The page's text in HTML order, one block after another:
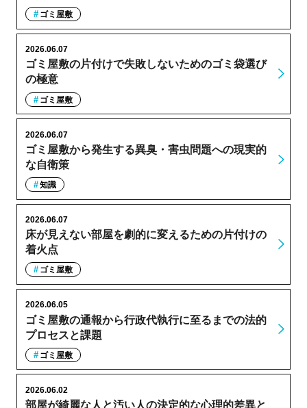
ゴミ屋敷
ゴミ屋敷の片付けで失敗しないためのゴミ袋選び
の極意
2026.06.07
ゴミ屋敷
ゴミ屋敷から発生する異臭・害虫問題への現実的
な自衛策
2026.06.07
知識
床が見えない部屋を劇的に変えるための片付けの
着火点
2026.06.07
ゴミ屋敷
ゴミ屋敷の通報から行政代執行に至るまでの法的
プロセスと課題
2026.06.05
ゴミ屋敷
部屋が綺麗な人と汚い人の決定的な心理的差異と
2026.06.02